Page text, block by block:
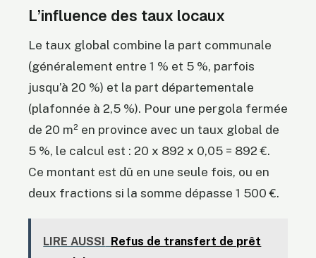
L’influence des taux locaux
Le taux global combine la part communale
(généralement entre 1 % et 5 %, parfois
jusqu’à 20 %) et la part départementale
(plafonnée à 2,5 %). Pour une pergola fermée
de 20 m² en province avec un taux global de
5 %, le calcul est : 20 x 892 x 0,05 = 892 €.
Ce montant est dû en une seule fois, ou en
deux fractions si la somme dépasse 1 500 €.
LIRE AUSSI
Refus de transfert de prêt